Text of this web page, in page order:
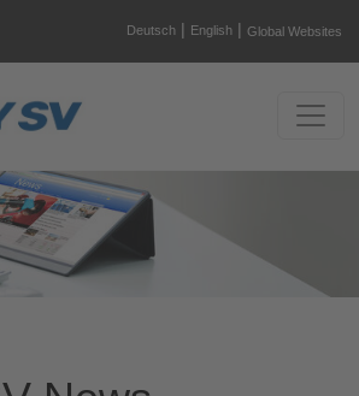
Deutsch | English | Global Websites